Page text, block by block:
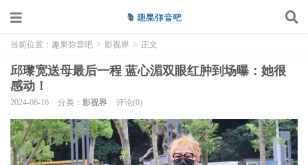
当前位置： 趣果弥音吧 > 影视界 > 正文
邱瓈宽送母最后一程 蓝心湄双眼红肿到场曝：她很
感动！
2024-06-16 分类： 影视界 评论(0)